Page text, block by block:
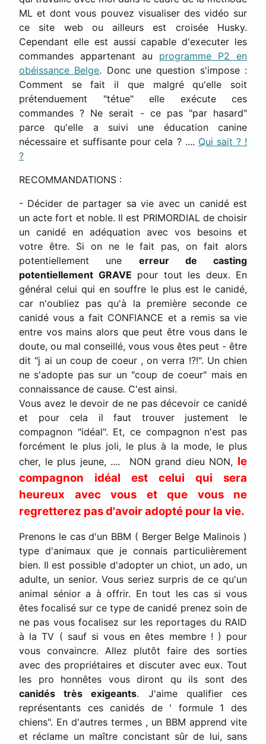
ML et dont vous pouvez visualiser des vidéo sur
ce site web ou ailleurs est croisée Husky.
Cependant elle est aussi capable d'executer les
commandes appartenant au programme P2 en
obéissance Belge. Donc une question s'impose :
Comment se fait il que malgré qu'elle soit
prétenduement "tétue" elle exécute ces
commandes ? Ne serait - ce pas "par hasard"
parce qu'elle a suivi une éducation canine
nécessaire et suffisante pour cela ? .... Qui sait ? !
?
RECOMMANDATIONS :
- Décider de partager sa vie avec un canidé est
un acte fort et noble. Il est PRIMORDIAL de choisir
un canidé en adéquation avec vos besoins et
votre être. Si on ne le fait pas, on fait alors
potentiellement une erreur de casting
potentiellement GRAVE pour tout les deux. En
général celui qui en souffre le plus est le canidé,
car n'oubliez pas qu'à la première seconde ce
canidé vous a fait CONFIANCE et a remis sa vie
entre vos mains alors que peut être vous dans le
doute, ou mal conseillé, vous vous êtes peut - être
dit "j ai un coup de coeur , on verra !?!". Un chien
ne s'adopte pas sur un "coup de coeur" mais en
connaissance de cause. C'est ainsi.
Vous avez le devoir de ne pas décevoir ce canidé
et pour cela il faut trouver justement le
compagnon "idéal". Et, ce compagnon n'est pas
forcément le plus joli, le plus à la mode, le plus
cher, le plus jeune, .... NON grand dieu NON, le
compagnon idéal est celui qui sera
heureux avec vous et que vous ne
regretterez pas d'avoir adopté pour la vie.
Prenons le cas d'un BBM ( Berger Belge Malinois )
type d'animaux que je connais particulièrement
bien. Il est possible d'adopter un chiot, un ado, un
adulte, un senior. Vous seriez surpris de ce qu'un
animal sénior a à offrir. En tout les cas si vous
êtes focalisé sur ce type de canidé prenez soin de
ne pas vous focalisez sur les reportages du RAID
à la TV ( sauf si vous en êtes membre ! ) pour
vous convaincre. Allez plutôt faire des sorties
avec des propriétaires et discuter avec eux. Tout
les pro honnêtes vous diront qu ils sont des
canidés très exigeants. J'aime qualifier ces
représentants ces canidés de ' formule 1 des
chiens". En d'autres termes , un BBM apprend vite
et réclame un maître concistant sûr de lui, sans